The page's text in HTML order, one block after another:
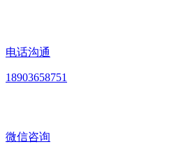
电话沟通
18903658751
微信咨询